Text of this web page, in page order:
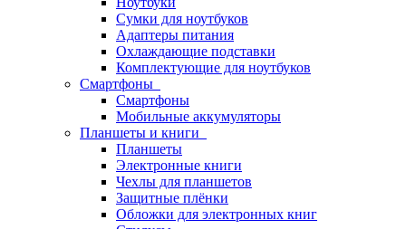
Сумки для ноутбуков
Адаптеры питания
Охлаждающие подставки
Комплектующие для ноутбуков
Смартфоны
Смартфоны
Мобильные аккумуляторы
Планшеты и книги
Планшеты
Электронные книги
Чехлы для планшетов
Защитные плёнки
Обложки для электронных книг